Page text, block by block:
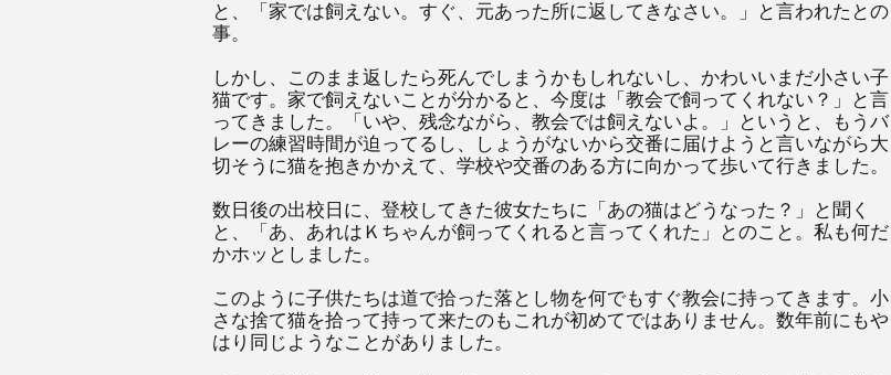
と、「家では飼えない。すぐ、元あった所に返してきなさい。」と言われたとの
事。
しかし、このまま返したら死んでしまうかもしれないし、かわいいまだ小さい子
猫です。家で飼えないことが分かると、今度は「教会で飼ってくれない？」と言
ってきました。「いや、残念ながら、教会では飼えないよ。」というと、もうバ
レーの練習時間が迫ってるし、しょうがないから交番に届けようと言いながら大
切そうに猫を抱きかかえて、学校や交番のある方に向かって歩いて行きました。
数日後の出校日に、登校してきた彼女たちに「あの猫はどうなった？」と聞く
と、「あ、あれはＫちゃんが飼ってくれると言ってくれた」とのこと。私も何だ
かホッとしました。
このように子供たちは道で拾った落とし物を何でもすぐ教会に持ってきます。小
さな捨て猫を拾って持って来たのもこれが初めてではありません。数年前にもや
はり同じようなことがありました。